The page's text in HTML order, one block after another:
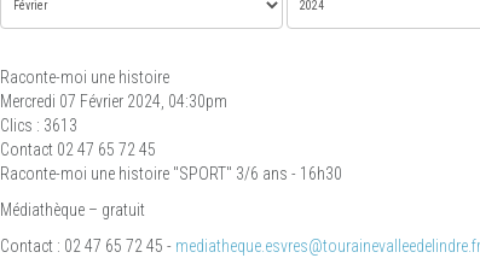
Raconte-moi une histoire
Mercredi 07 Février 2024, 04:30pm
Clics : 3613
Contact 02 47 65 72 45
Raconte-moi une histoire "SPORT" 3/6 ans - 16h30
Médiathèque – gratuit
Contact : 02 47 65 72 45 - mediatheque.esvres@tourainevalleedelindre.fr